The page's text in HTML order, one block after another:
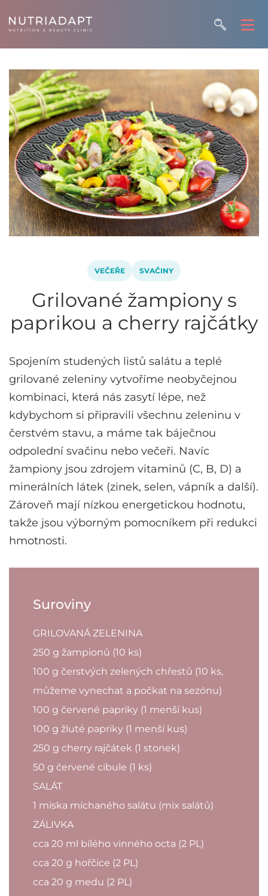
VEČEŘE SVAČINY
Grilované žampiony s
paprikou a cherry rajčátky
Spojením studených listů salátu a teplé
grilované zeleniny vytvoříme neobyčejnou
kombinaci, která nás zasytí lépe, než
kdybychom si připravili všechnu zeleninu v
čerstvém stavu, a máme tak báječnou
odpolední svačinu nebo večeři. Navíc
žampiony jsou zdrojem vitaminů (C, B, D) a
minerálních látek (zinek, selen, vápník a další).
Zároveň mají nízkou energetickou hodnotu,
takže jsou výborným pomocníkem při redukci
hmotnosti.
Suroviny
GRILOVANÁ ZELENINA
250 g žampionů (10 ks)
100 g čerstvých zelených chřestů (10 ks,
můžeme vynechat a počkat na sezónu)
100 g červené papriky (1 menší kus)
100 g žluté papriky (1 menší kus)
250 g cherry rajčátek (1 stonek)
50 g červené cibule (1 ks)
SALÁT
1 miska míchaného salátu (mix salátů)
ZÁLIVKA
cca 20 ml bílého vinného octa (2 PL)
cca 20 g hořčice (2 PL)
cca 20 g medu (2 PL)